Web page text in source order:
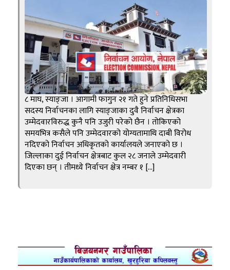
८ माघ, स्याङ्जा । आगामी फागुन २१ गते हुने प्रतिनिधिसभा
सदस्य निर्वाचनका लागि स्याङ्जाका दुवै निर्वाचन क्षेत्रका
उम्मेदवारविरुद्ध कुनै पनि उजुरी परेको छैन । तोकिएको
समयभित्र कसैले पनि उम्मेदवारको योग्यतामाथि दाबी विरोध
नदिएको निर्वाचन अधिकृतको कार्यालयले जनाएको छ ।
जिल्लाका दुई निर्वाचन क्षेत्रबाट कुल २८ जनाले उम्मेदवारी
दिएका छन् । तीमध्ये निर्वाचन क्षेत्र नम्बर १ […]